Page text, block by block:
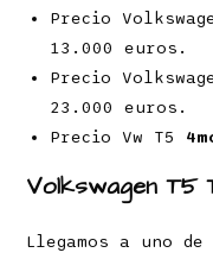
Precio
13.000 euros.
Precio
23.000 euros.
Precio Vw T5
Volkswagen T5
Llegamos a uno